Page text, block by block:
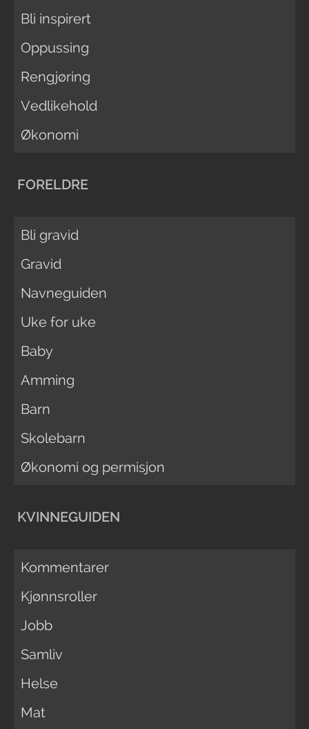
Bli inspirert
Oppussing
Rengjøring
Vedlikehold
Økonomi
FORELDRE
Bli gravid
Gravid
Navneguiden
Uke for uke
Baby
Amming
Barn
Skolebarn
Økonomi og permisjon
KVINNEGUIDEN
Kommentarer
Kjønnsroller
Jobb
Samliv
Helse
Mat